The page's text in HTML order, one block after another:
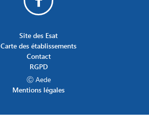
Site des Esat
Carte des établissements
Contact
RGPD
Ⓒ Aede
Mentions légales